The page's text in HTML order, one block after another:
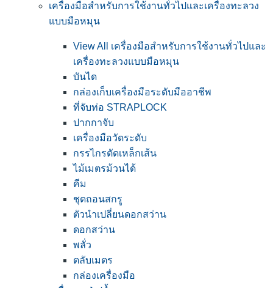
เครื่องมือสำหรับการใช้งานทั่วไปและเครื่องทะลวง
แบบมือหมุน
View All เครื่องมือสำหรับการใช้งานทั่วไปและ
เครื่องทะลวงแบบมือหมุน
บันได
กล่องเก็บเครื่องมือระดับมืออาชีพ
ที่จับท่อ STRAPLOCK
ปากกาจับ
เครื่องมือวัดระดับ
กรรไกรตัดเหล็กเส้น
ไม้เมตรม้วนได้
คีม
ชุดถอนสกรู
ตัวนำเปลี่ยนดอกสว่าน
ดอกสว่าน
พลั่ว
ตลับเมตร
กล่องเครื่องมือ